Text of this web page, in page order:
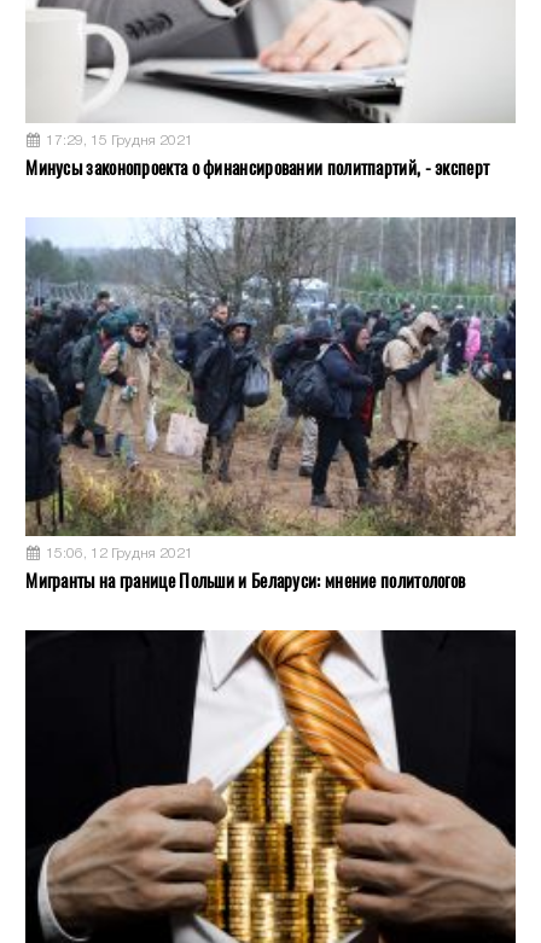
17:29, 15 Грудня 2021
Минусы законопроекта о финансировании политпартий, - эксперт
15:06, 12 Грудня 2021
Мигранты на границе Польши и Беларуси: мнение политологов